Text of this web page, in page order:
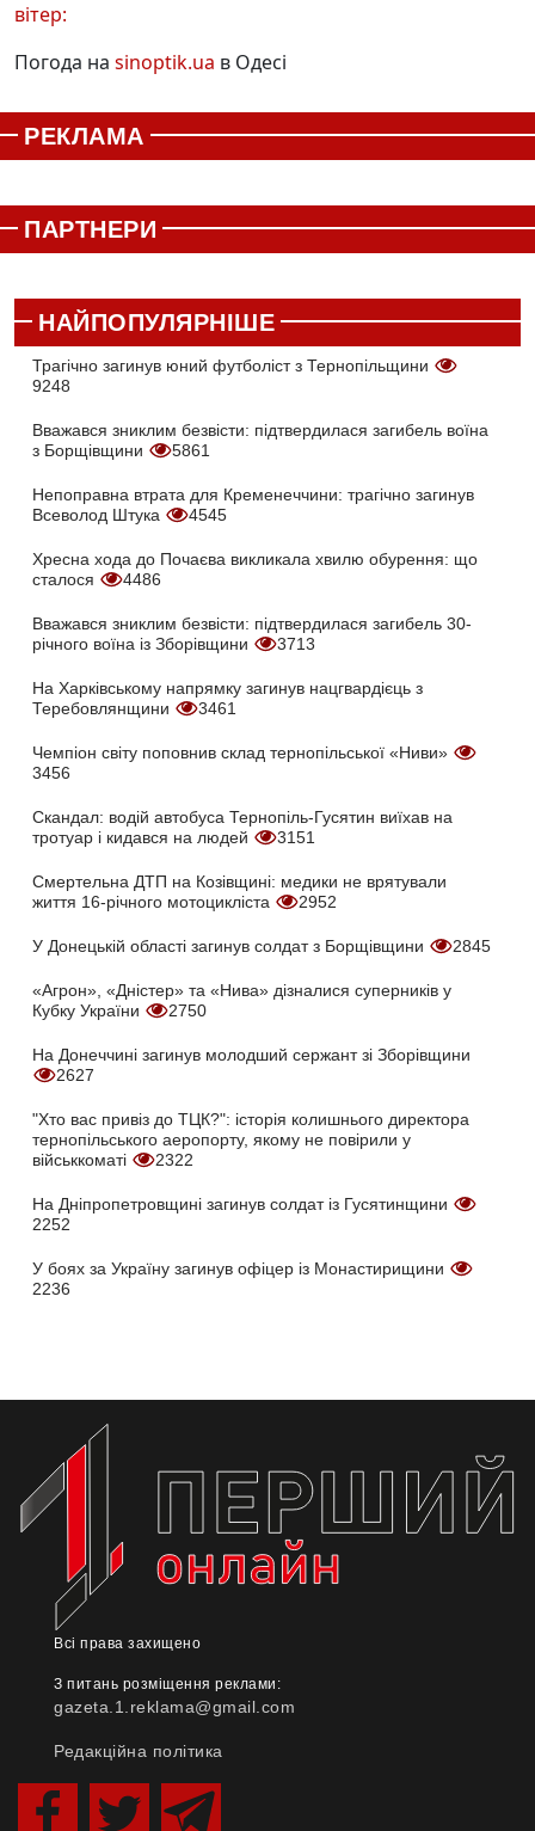
вітер:
Погода на sinoptik.ua в Одесі
РЕКЛАМА
ПАРТНЕРИ
НАЙПОПУЛЯРНІШЕ
Трагічно загинув юний футболіст з Тернопільщини
9248
Вважався зниклим безвісти: підтвердилася загибель воїна
з Борщівщини
5861
Непоправна втрата для Кременеччини: трагічно загинув
Всеволод Штука
4545
Хресна хода до Почаєва викликала хвилю обурення: що
сталося
4486
Вважався зниклим безвісти: підтвердилася загибель 30-
річного воїна із Зборівщини
3713
На Харківському напрямку загинув нацгвардієць з
Теребовлянщини
3461
Чемпіон світу поповнив склад тернопільської «Ниви»
3456
Скандал: водій автобуса Тернопіль-Гусятин виїхав на
тротуар і кидався на людей
3151
Смертельна ДТП на Козівщині: медики не врятували
життя 16-річного мотоцикліста
2952
У Донецькій області загинув солдат з Борщівщини 2845
«Агрон», «Дністер» та «Нива» дізналися суперників у
Кубку України
2750
На Донеччині загинув молодший сержант зі Зборівщини
2627
"Хто вас привіз до ТЦК?": історія колишнього директора
тернопільського аеропорту, якому не повірили у
військкоматі
2322
На Дніпропетровщині загинув солдат із Гусятинщини
2252
У боях за Україну загинув офіцер із Монастирищини
2236
Всі права захищено
З питань розміщення реклами:
gazeta.1.reklama@gmail.com
Редакційна політика